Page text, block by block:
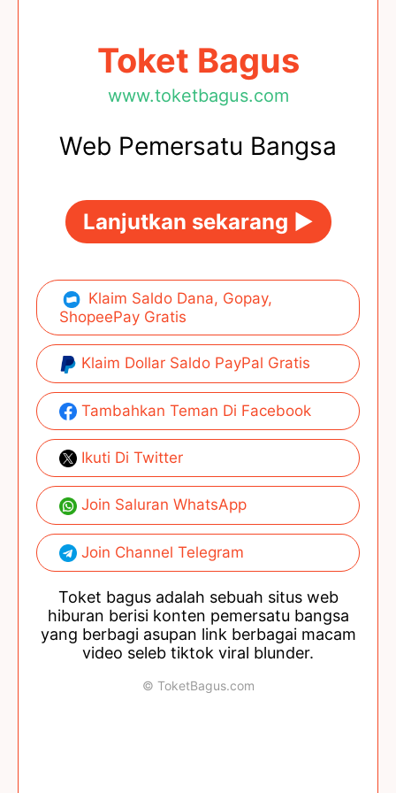
Toket Bagus
www.toketbagus.com
Web Pemersatu Bangsa
Lanjutkan sekarang ►
Klaim Saldo Dana, Gopay,
ShopeePay Gratis
Klaim Dollar Saldo PayPal Gratis
Tambahkan Teman Di Facebook
Ikuti Di Twitter
Join Saluran WhatsApp
Join Channel Telegram
Toket bagus adalah sebuah situs web
hiburan berisi konten pemersatu bangsa
yang berbagi asupan link berbagai macam
video seleb tiktok viral blunder.
© ToketBagus.com